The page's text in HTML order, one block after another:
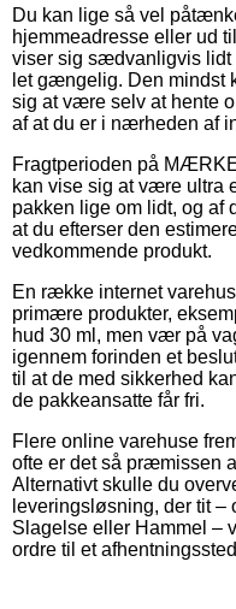
Du kan lige så vel
hjemmeadresse eller ud
viser sig sædvanligvis lidt
let gængelig. Den mindst
sig at være selv at hente
af at du er i nærheden af
Fragtperioden på
kan vise sig at være ultra
pakken lige om lidt, og af
at du efterser den
vedkommende produkt.
En række internet
primære produkter,
hud 30 ml, men vær på
igennem forinden et
til at de med sikkerhed
de pakkeansatte får fri.
Flere online varehuse
ofte er det så præmissen
Alternativt skulle du
leveringsløsning, der tit –
Slagelse eller Hammel –
ordre til et